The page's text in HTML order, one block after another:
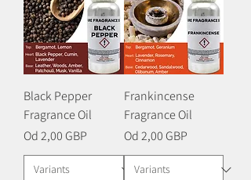
Black Pepper
Fragrance Oil
Od2,00 GBP
Cena rabatowa
Frankincense
Fragrance Oil
Od2,00 GBP
Cena rabatowa